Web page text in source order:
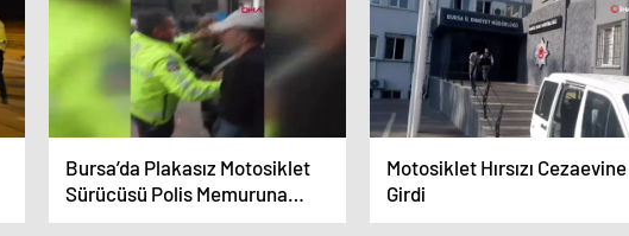
Bursa’da Plakasız Motosiklet
Sürücüsü Polis Memuruna
Saldırdı
Motosiklet Hırsızı Cezaevine
Girdi